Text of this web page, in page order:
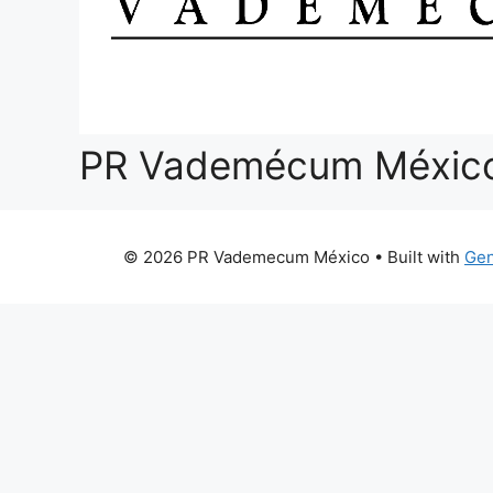
PR Vademécum
© 2026 PR Vademecum México • Built with